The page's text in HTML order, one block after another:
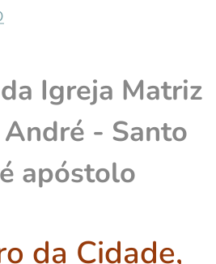
Igreja Matriz
- Santo
apóstolo
da Cidade,